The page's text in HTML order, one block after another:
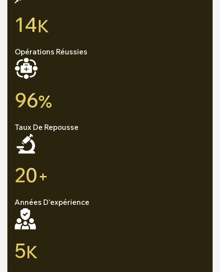
14K
Opérations Réussies
96%
Taux De Repousse
20+
Années D'expérience
5K